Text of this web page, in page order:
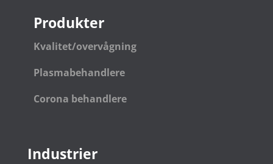
Produkter
Kvalitet/overvågning
Plasmabehandlere
Corona behandlere
Industrier